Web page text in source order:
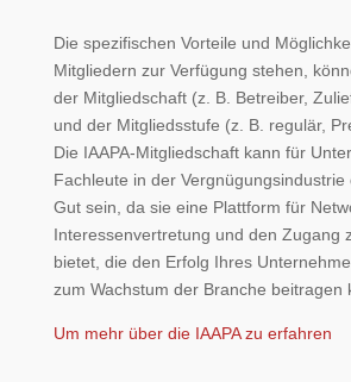
Die spezifischen Vorteile und
Mitgliedern zur Verfügung stehen,
der Mitgliedschaft (z. B. Betreiber,
und der Mitgliedsstufe (z. B. regulär,
Die IAAPA-Mitgliedschaft kann für
Fachleute in der Vergnügungsindustrie
Gut sein, da sie eine Plattform für
Interessenvertretung und den Zugang
bietet, die den Erfolg Ihres
zum Wachstum der Branche beitragen
Um mehr über die IAAPA zu erfahren